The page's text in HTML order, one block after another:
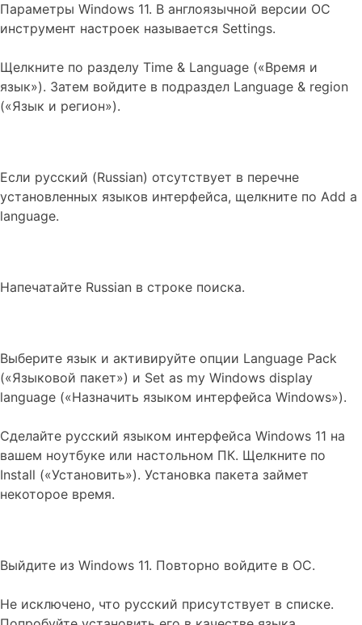
Параметры Windows 11. В англоязычной версии ОС
инструмент настроек называется Settings.
Щелкните по разделу Time & Language («Время и
язык»). Затем войдите в подраздел Language & region
(«Язык и регион»).
Если русский (Russian) отсутствует в перечне
установленных языков интерфейса, щелкните по Add a
language.
Напечатайте Russian в строке поиска.
Выберите язык и активируйте опции Language Pack
(«Языковой пакет») и Set as my Windows display
language («Назначить языком интерфейса Windows»).
Сделайте русский языком интерфейса Windows 11 на
вашем ноутбуке или настольном ПК. Щелкните по
Install («Установить»). Установка пакета займет
некоторое время.
Выйдите из Windows 11. Повторно войдите в ОС.
Не исключено, что русский присутствует в списке.